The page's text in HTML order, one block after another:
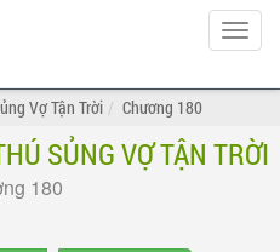
Hiện
menu
Vợ Tận Trời Chương 180
SỦNG VỢ TẬN TRỜI
180